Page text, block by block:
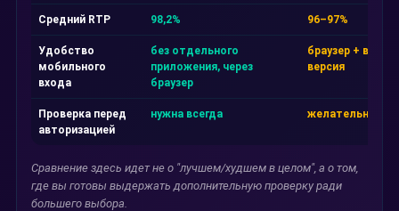
Средний RTP 98,2% 96–97%
Удобство
мобильного
входа
без отдельного
приложения, через
браузер
браузер + веб-
версия
Проверка перед
авторизацией
нужна всегда желательна
Сравнение здесь идет не о "лучшем/худшем в целом", а о том,
где вы готовы выдержать дополнительную проверку ради
большего выбора.